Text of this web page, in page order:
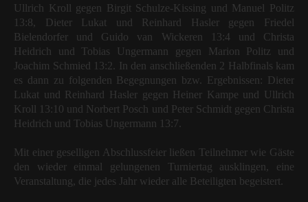
Ullrich Kroll gegen Birgit Schulze-Kissing und Manuel Politz
13:8, Dieter Lukat und Reinhard Hasler gegen Friedel
Bielendorfer und Guido van Wickeren 13:4 und Christa
Heidrich und Tobias Ungermann gegen Marion Politz und
Joachim Schmied 13:2. In den anschließenden 2 Halbfinals kam
es dann zu folgenden Begegnungen bzw. Ergebnissen: Dieter
Lukat und Reinhard Hasler gegen Heiner Kampe und Ullrich
Kroll 13:10 und Norbert Posch und Peter Schmidt gegen Christa
Heidrich und Tobias Ungermann 13:7.
Mit einer geselligen Abschlussfeier ließen Teilnehmer wie Gäste
den wieder einmal gelungenen Turniertag ausklingen, eine
Veranstaltung, die jedes Jahr wieder alle Beteiligten begeistert.